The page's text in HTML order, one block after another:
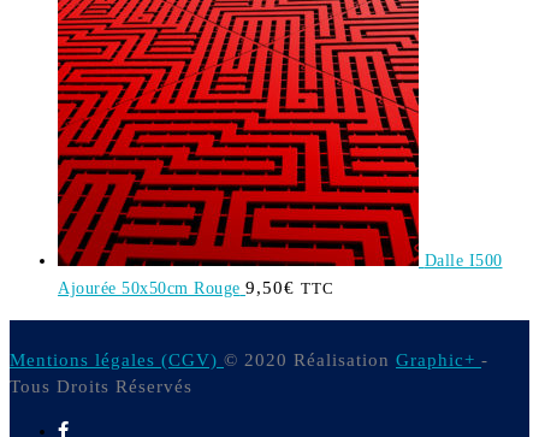
Dalle I500
Ajourée 50x50cm Rouge 9,50€ TTC
Mentions légales (CGV) © 2020 Réalisation Graphic+ -
Tous Droits Réservés